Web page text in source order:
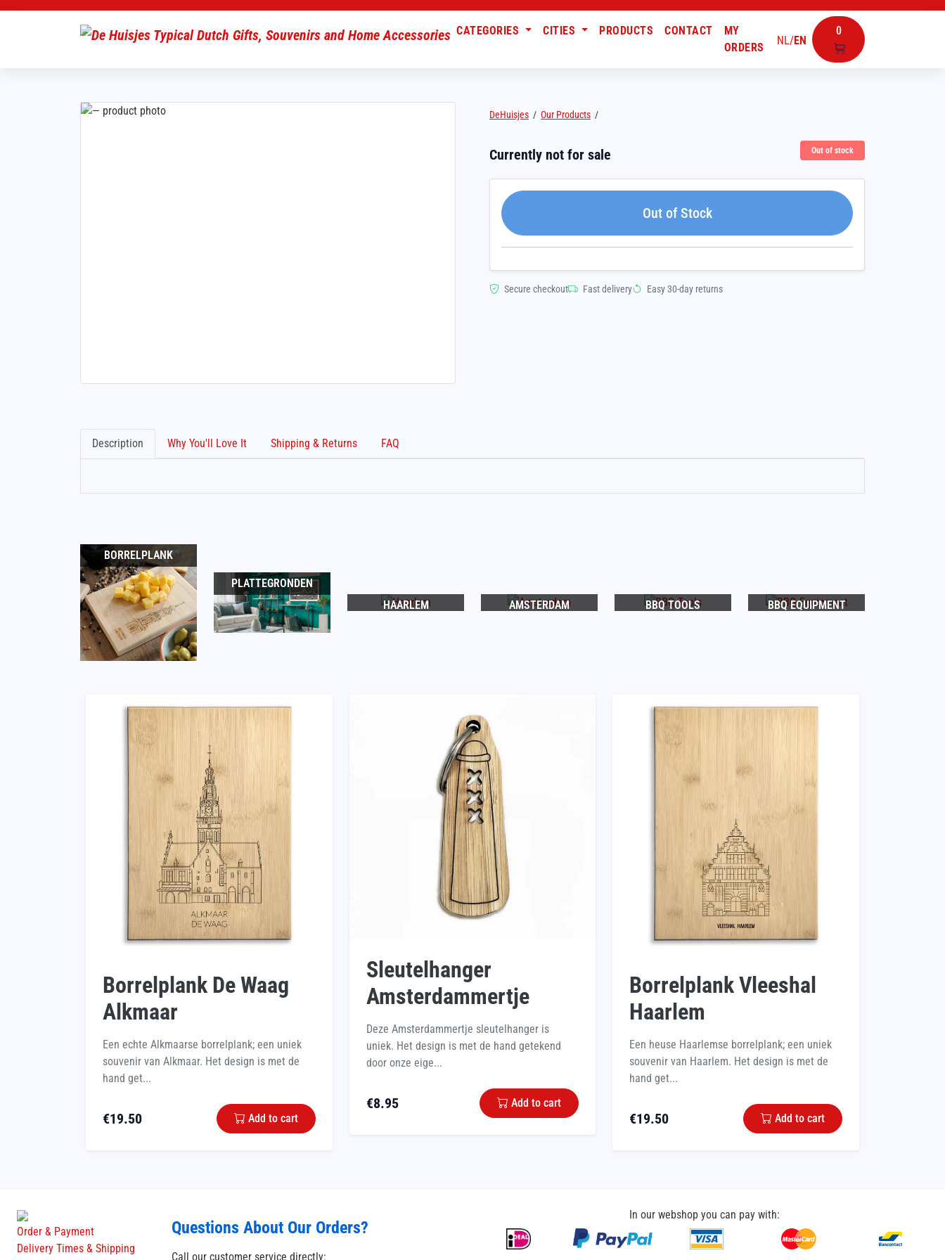
NL/EN
0
CATEGORIES CITIES PRODUCTS CONTACT
MY
ORDERS
DeHuisjes / Our Products /
Currently not for sale Out of stock
Out of Stock
Secure checkout Fast delivery Easy 30-day returns
Description Why You'll Love It Shipping & Returns FAQ
BORRELPLANK
PLATTEGRONDEN
HAARLEM
AMSTERDAM BBQ TOOLS BBQ EQUIPMENT
Borrelplank De Waag
Alkmaar
Een echte Alkmaarse borrelplank; een uniek
souvenir van Alkmaar. Het design is met de
hand get...
€19.50 Add to cart
Sleutelhanger
Amsterdammertje
Deze Amsterdammertje sleutelhanger is
uniek. Het design is met de hand getekend
door onze eige...
€8.95 Add to cart
Borrelplank Vleeshal
Haarlem
Een heuse Haarlemse borrelplank; een uniek
souvenir van Haarlem. Het design is met de
hand get...
€19.50 Add to cart
Order & Payment
Delivery Times & Shipping
Questions About Our Orders?
Call our customer service directly:
In our webshop you can pay with: